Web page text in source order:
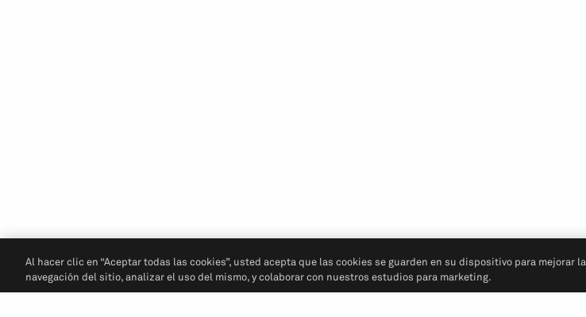
Al hacer clic en “Aceptar todas las cookies”, usted acepta que las cookies se guarden en su dispositivo para mejorar la
navegación del sitio, analizar el uso del mismo, y colaborar con nuestros estudios para marketing.